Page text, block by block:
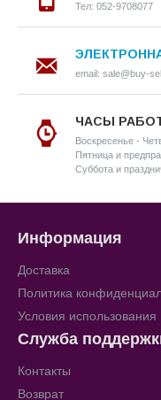
Тел: 052-9708077
email: sale@buy-
ЧАСЫ
Воскресенье -
Пятница и
Суббота и
Информация
Доставка
Политика
Условия использования
Служба
Контакты
Возврат